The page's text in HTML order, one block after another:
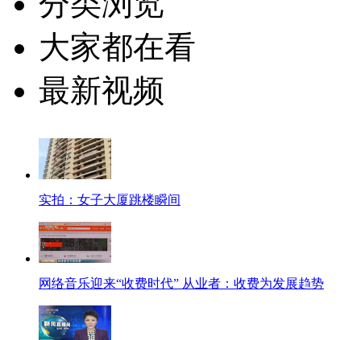
大家都在看
最新视频
实拍：女子大厦跳楼瞬间
网络音乐迎来“收费时代” 从业者：收费为发展趋势